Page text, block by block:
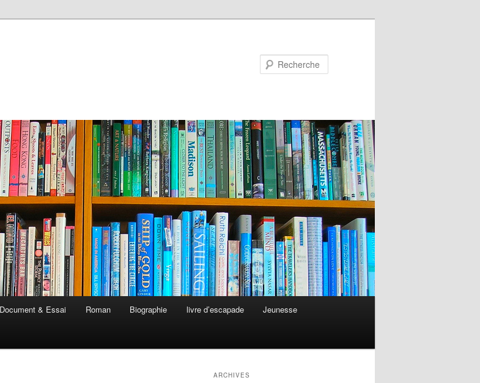
Document & Essai Roman Biographie livre d’escapade Jeunesse
ARCHIVES